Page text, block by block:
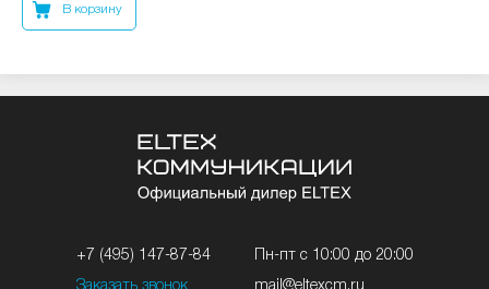
В корзину
+7 (495) 147-87-84 Пн-пт с 10:00 до 20:00